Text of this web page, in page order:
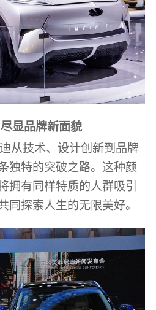
显品牌新面貌
技术、设计创新到品牌
独特的突破之路。这种颜
拥有同样特质的人群吸引
同探索人生的无限美好。